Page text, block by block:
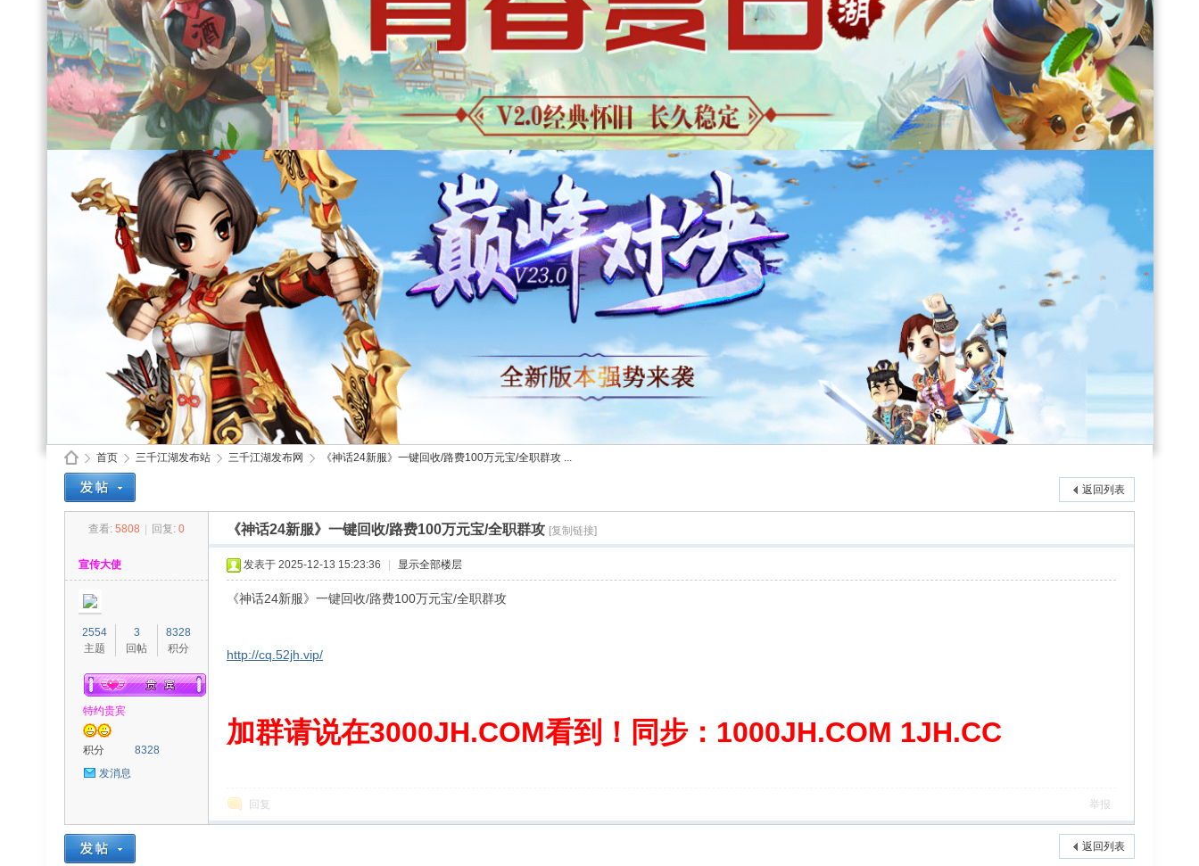
首页
›
三千江湖发布站 三千江湖发布网
›
《神话24新服》一键回收/路费100万元宝/全职群攻 ...
返回列表
查看: 5808 回复: 0 《神话24新服》一键回收/路费100万元宝/全职群攻 [复制链接]
宣传大使
2554
主题
3
回帖
8328
积分
特约贵宾
积分
8328
发消息
发表于 2025-12-13 15:23:36 显示全部楼层
《神话24新服》一键回收/路费100万元宝/全职群攻
http://cq.52jh.vip/
加群请说在3000JH.COM看到！同步：1000JH.COM 1JH.CC
回复 举报
返回列表